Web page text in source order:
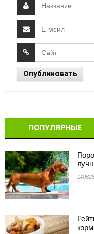
ПОПУЛЯРНЫЕ